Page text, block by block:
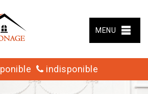
MENU
indisponible